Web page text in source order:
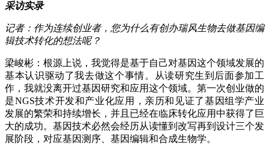
采访实录
记者：作为连续创业者，您为什么有创办瑞风生物去做基因编
辑技术转化的想法呢？
梁峻彬：根源上说，我觉得是基于自己对基因这个领域发展的
基本认识驱动了我去做这个事情。从读研究生到后面参加工
作，我就没离开过基因研究和应用这个领域。第一次创业做的
是NGS技术开发和产业化应用，亲历和见证了基因组学产业
发展的繁荣和持续增长，并且已经在临床转化应用中获得了巨
大的成功。基因技术必然会经历从读懂到改写再到设计三个发
展阶段，对应基因测序、基因编辑和合成生物学。